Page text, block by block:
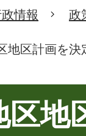
情報 政
地区計画を決
地